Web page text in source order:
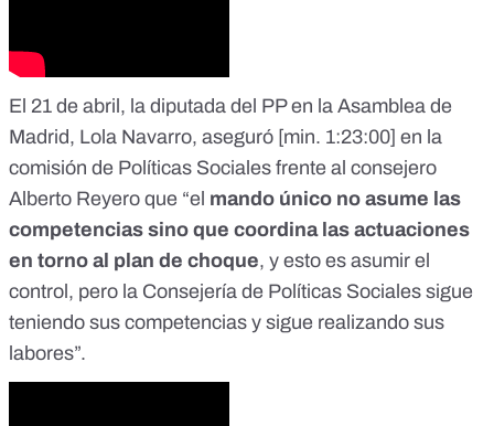
El 21 de abril, la diputada del PP en la Asamblea de
Madrid, Lola Navarro, aseguró [min. 1:23:00] en la
comisión de Políticas Sociales frente al consejero
Alberto Reyero que “el mando único no asume las
competencias sino que coordina las actuaciones
en torno al plan de choque, y esto es asumir el
control, pero la Consejería de Políticas Sociales sigue
teniendo sus competencias y sigue realizando sus
labores”.